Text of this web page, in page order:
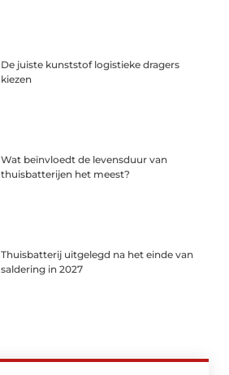
De juiste kunststof logistieke dragers
kiezen
Wat beïnvloedt de levensduur van
thuisbatterijen het meest?
Thuisbatterij uitgelegd na het einde van
saldering in 2027